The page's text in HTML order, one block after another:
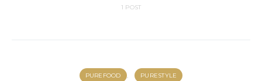
1 POST
PUREFOOD PURESTYLE